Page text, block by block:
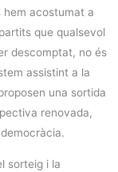
hem acostumat a
que qualsevol
descomptat, no és
assistint a la
una sortida
renovada,
sorteig i la